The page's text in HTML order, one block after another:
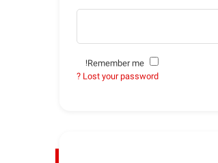
Lost your password ?